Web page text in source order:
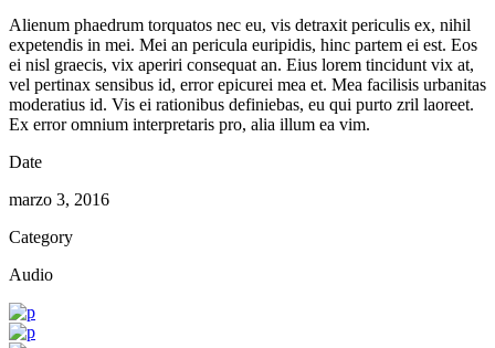
Alienum phaedrum torquatos nec eu, vis detraxit periculis ex, nihil
expetendis in mei. Mei an pericula euripidis, hinc partem ei est. Eos
ei nisl graecis, vix aperiri consequat an. Eius lorem tincidunt vix at,
vel pertinax sensibus id, error epicurei mea et. Mea facilisis urbanitas
moderatius id. Vis ei rationibus definiebas, eu qui purto zril laoreet.
Ex error omnium interpretaris pro, alia illum ea vim.
Date
marzo 3, 2016
Category
Audio